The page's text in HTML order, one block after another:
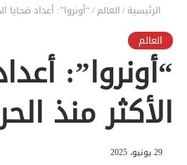
الرئيسية/العالم/“أونروا”: أعداد ضحايا
العالم
“أونروا”:
الأكثر منذ
29 يونيو، 2025